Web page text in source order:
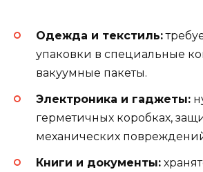
Одежда и текстиль:
упаковки в специальные
вакуумные пакеты.
Электроника и гаджеты:
герметичных коробках,
механических
Книги и документы: